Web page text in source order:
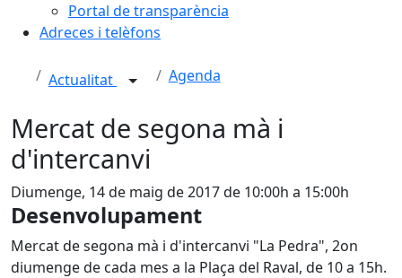
Portal de transparència
Adreces i telèfons
Actualitat Agenda
Mercat de segona mà i
d'intercanvi
Diumenge, 14 de maig de 2017 de 10:00h a 15:00h
Desenvolupament
Mercat de segona mà i d'intercanvi "La Pedra", 2on
diumenge de cada mes a la Plaça del Raval, de 10 a 15h.